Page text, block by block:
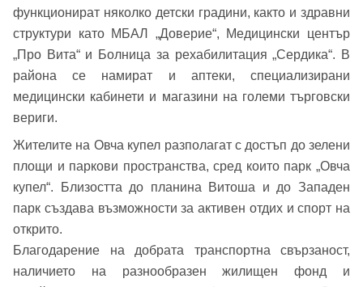
Имейл Адрес
Парола
функционират няколко детски градини, както и здравни
структури като МБАЛ „Доверие“, Медицински център
„Про Вита“ и Болница за рехабилитация „Сердика“. В
района се намират и аптеки, специализирани
медицински кабинети и магазини на големи търговски
вериги.
Жителите на Овча купел разполагат с достъп до зелени
площи и паркови пространства, сред които парк „Овча
купел“. Близостта до планина Витоша и до Западен
парк създава възможности за активен отдих и спорт на
открито.
Благодарение на добрата транспортна свързаност,
наличието на разнообразен жилищен фонд и
Имейл адрес*
▼
Вашето запитване стигна до нас. Ще
се обадим възможно най-бързо.